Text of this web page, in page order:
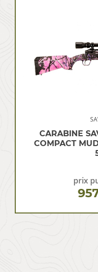
CARABINE
COMPACT
prix